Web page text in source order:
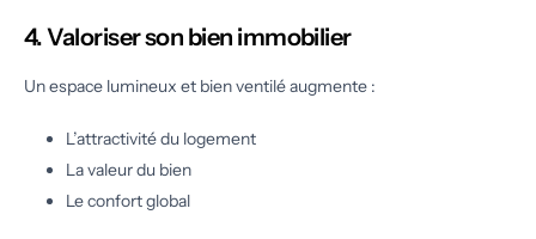
4. Valoriser son bien immobilier
Un espace lumineux et bien ventilé augmente :
L’attractivité du logement
La valeur du bien
Le confort global